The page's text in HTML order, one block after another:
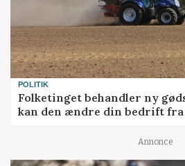
POLITIK
Folketinget behandler ny
kan den ændre din bedrift fra
Annonce